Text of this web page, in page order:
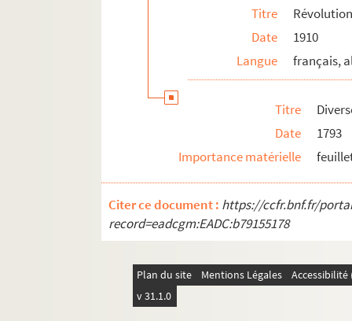
MS 1240. Révolution en Alsace Notes
MS 1241-1250. Procès-verbaux de
MS 1251-1293. Révolution en Alsace
MS 1294. Correspondance entre Berger-
MS 1429. Papiers et notes de famille - famille
Titre
Date
1910
Langue
français,
Titre
Date
1793
Importance matérielle
Citer ce document : https://ccfr.bnf.fr/
record=eadcgm:EADC:b79155178
Plan du site Mentions Légales
v 31.1.0